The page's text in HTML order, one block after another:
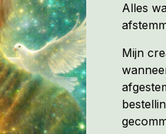
Alles
Mijn